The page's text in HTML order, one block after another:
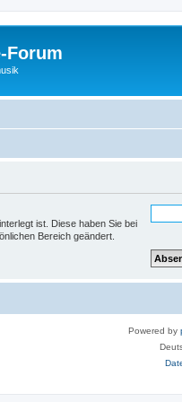
Forum
ist. Diese haben Sie bei
Bereich geändert.
Powered by